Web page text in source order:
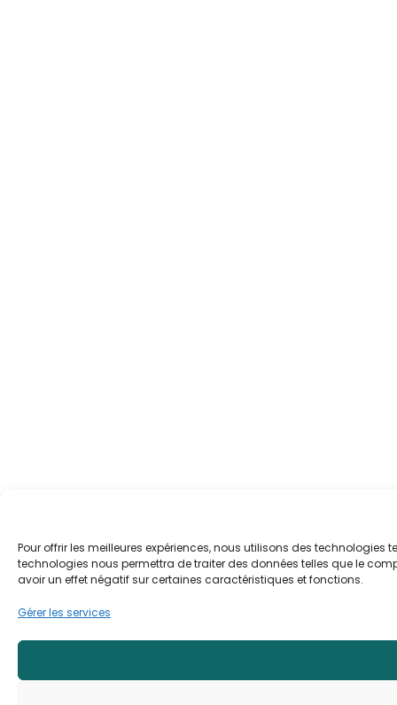
Pour offrir les meilleures expériences, nous utilisons des
technologies nous permettra de traiter des données telles que le
avoir un effet négatif sur certaines caractéristiques et fonctions.
Gérer les services